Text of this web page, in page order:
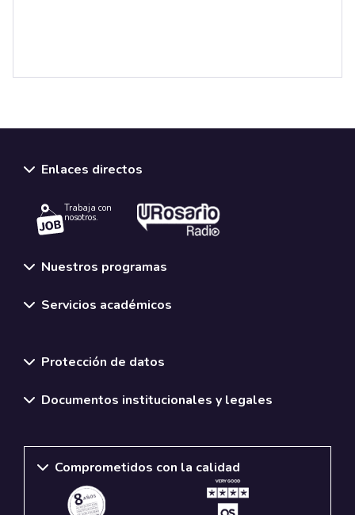
Enlaces directos
Trabaja con
nosotros.
Nuestros programas
Servicios académicos
Protección de datos
Documentos institucionales y legales
Comprometidos con la calidad